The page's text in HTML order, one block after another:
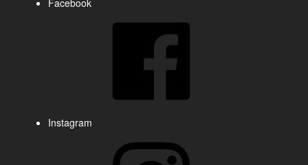
Facebook
Instagram